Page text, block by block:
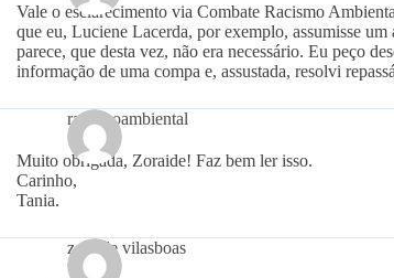
Vale o esclarecimento via Combate Racismo
que eu, Luciene Lacerda, por exemplo, assumisse um
parece, que desta vez, não era necessário. Eu peço
informação de uma compa e, assustada, resolvi
racismoambiental
Muito obrigada, Zoraide! Faz bem ler isso.
Carinho,
Tania.
zoraide vilasboas